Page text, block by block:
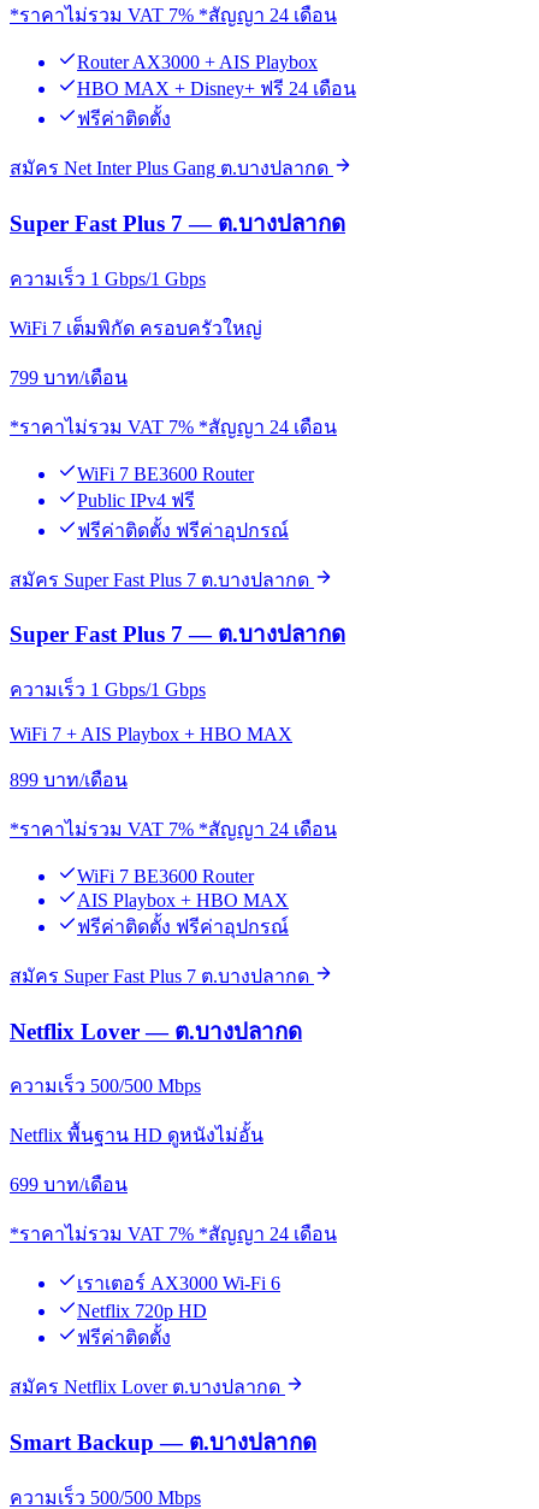
*ราคาไม่รวม VAT 7% *สัญญา 24 เดือน
Router AX3000 + AIS Playbox
HBO MAX + Disney+ ฟรี 24 เดือน
ฟรีค่าติดตั้ง
สมัคร Net Inter Plus Gang ต.บางปลากด
Super Fast Plus 7 — ต.บางปลากด
ความเร็ว 1 Gbps/1 Gbps
WiFi 7 เต็มพิกัด ครอบครัวใหญ่
799 บาท/เดือน
*ราคาไม่รวม VAT 7% *สัญญา 24 เดือน
WiFi 7 BE3600 Router
Public IPv4 ฟรี
ฟรีค่าติดตั้ง ฟรีค่าอุปกรณ์
สมัคร Super Fast Plus 7 ต.บางปลากด
Super Fast Plus 7 — ต.บางปลากด
ความเร็ว 1 Gbps/1 Gbps
WiFi 7 + AIS Playbox + HBO MAX
899 บาท/เดือน
*ราคาไม่รวม VAT 7% *สัญญา 24 เดือน
WiFi 7 BE3600 Router
AIS Playbox + HBO MAX
ฟรีค่าติดตั้ง ฟรีค่าอุปกรณ์
สมัคร Super Fast Plus 7 ต.บางปลากด
Netflix Lover — ต.บางปลากด
ความเร็ว 500/500 Mbps
Netflix พื้นฐาน HD ดูหนังไม่อั้น
699 บาท/เดือน
*ราคาไม่รวม VAT 7% *สัญญา 24 เดือน
เราเตอร์ AX3000 Wi-Fi 6
Netflix 720p HD
ฟรีค่าติดตั้ง
สมัคร Netflix Lover ต.บางปลากด
Smart Backup — ต.บางปลากด
ความเร็ว 500/500 Mbps